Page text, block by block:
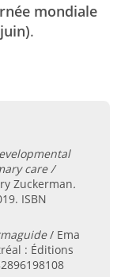
mondiale
.
care /
Zuckerman.
ISBN
/ Ema
: Éditions